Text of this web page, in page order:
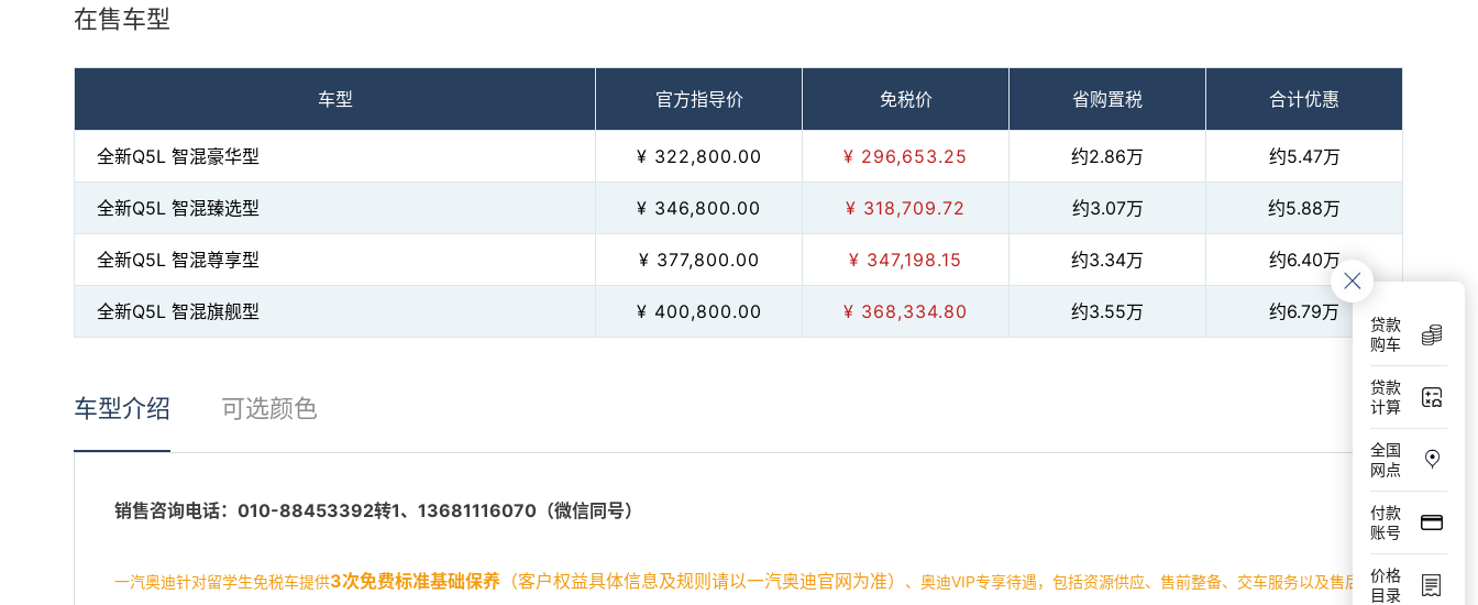
在售车型
车型 官方指导价 免税价 省购置税 合计优惠
全新Q5L 智混豪华型 ¥ 322,800.00 ¥ 296,653.25 约2.86万 约5.47万
全新Q5L 智混臻选型 ¥ 346,800.00 ¥ 318,709.72 约3.07万 约5.88万
全新Q5L 智混尊享型 ¥ 377,800.00 ¥ 347,198.15 约3.34万 约6.40万
全新Q5L 智混旗舰型 ¥ 400,800.00 ¥ 368,334.80 约3.55万 约6.79万
车型介绍 可选颜色
销售咨询电话：010-88453392转1、13681116070（微信同号）
一汽奥迪针对留学生免税车提供3次免费标准基础保养 （客户权益具体信息及规则请以一汽奥迪官网为准）
、奥迪VIP专享待遇，包括资源供应、售前整备、交车服务以及售后
贷款
购车
贷款
计算
全国
网点
付款
账号
价格
目录